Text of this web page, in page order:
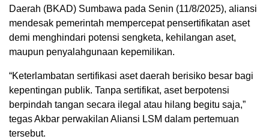
Daerah (BKAD) Sumbawa pada Senin (11/8/2025), aliansi
mendesak pemerintah mempercepat pensertifikatan aset
demi menghindari potensi sengketa, kehilangan aset,
maupun penyalahgunaan kepemilikan.
“Keterlambatan sertifikasi aset daerah berisiko besar bagi
kepentingan publik. Tanpa sertifikat, aset berpotensi
berpindah tangan secara ilegal atau hilang begitu saja,”
tegas Akbar perwakilan Aliansi LSM dalam pertemuan
tersebut.